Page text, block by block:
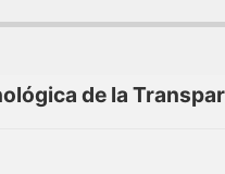
de la